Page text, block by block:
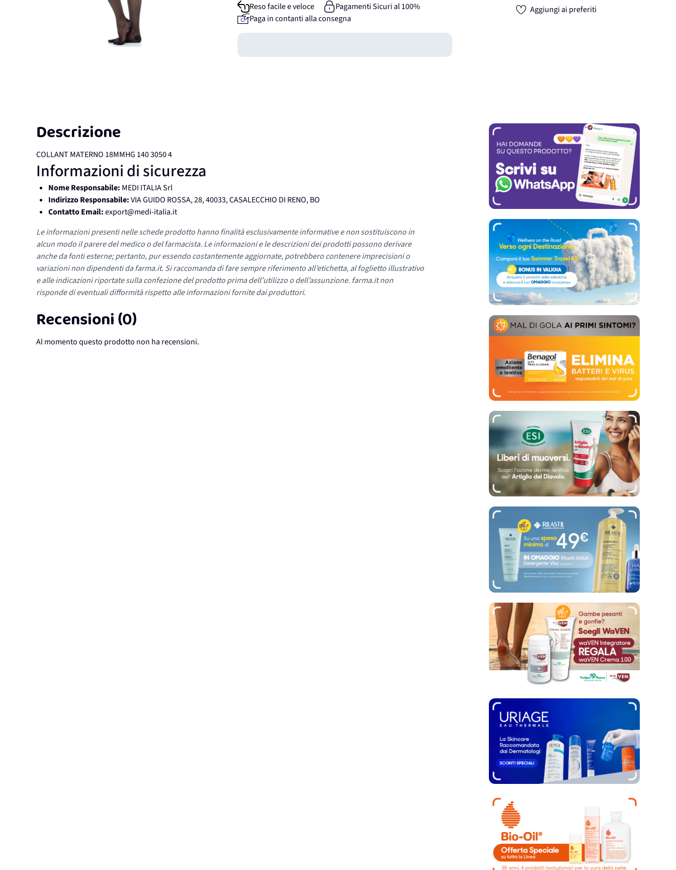
Aggiungi ai preferiti
Reso facile e veloce
Pagamenti Sicuri al 100%
Paga in contanti alla consegna
Guadagna
Descrizione
COLLANT MATERNO 18MMHG 140 3050 4
Informazioni di sicurezza
Nome Responsabile: MEDI ITALIA Srl
Indirizzo Responsabile:VIA GUIDO ROSSA, 28, 40033, CASALECCHIO DI RENO, BO
Contatto Email:export@medi-italia.it
Le informazioni presenti nelle schede prodotto hanno finalità esclusivamente informative e non sostituiscono in
alcun modo il parere del medico o del farmacista. Le informazioni e le descrizioni dei prodotti possono derivare
anche da fonti esterne; pertanto, pur essendo costantemente aggiornate, potrebbero contenere imprecisioni o
variazioni non dipendenti da farma.it. Si raccomanda di fare sempre riferimento all’etichetta, al foglietto illustrativo
e alle indicazioni riportate sulla confezione del prodotto prima dell’utilizzo o dell’assunzione. farma.it non
risponde di eventuali difformità rispetto alle informazioni fornite dai produttori.
Recensioni (0)
Al momento questo prodotto non ha recensioni.